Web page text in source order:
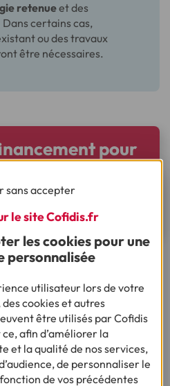
retenueet des
certains cas,
ou des travaux
être nécessaires.
pour
intéresser
sur le même thème ?
sans accepter
le site Cofidis.fr
les cookies pour une
personnalisée
utilisateur lors de votre
cookies et autres
être utilisés par Cofidis
afin d’améliorer la
et la qualité de nos services,
de personnaliser le
de vos précédentes